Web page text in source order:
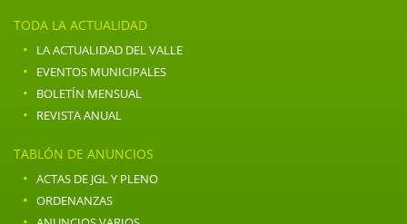
TODA LA ACTUALIDAD
· LA ACTUALIDAD DEL VALLE
· EVENTOS MUNICIPALES
· BOLETÍN MENSUAL
· REVISTA ANUAL
TABLÓN DE ANUNCIOS
· ACTAS DE JGL Y PLENO
· ORDENANZAS